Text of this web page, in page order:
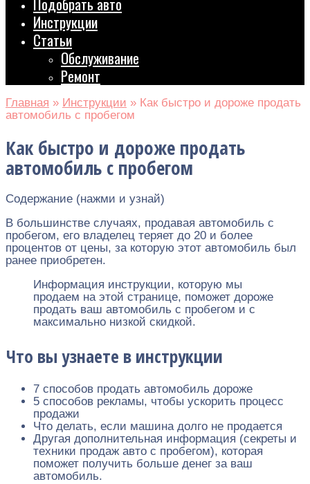
Инструкции
Статьи
Обслуживание
Ремонт
Главная » Инструкции » Как быстро и дороже продать
автомобиль с пробегом
Как быстро и дороже продать
автомобиль с пробегом
Содержание (нажми и узнай)
В большинстве случаях, продавая автомобиль с
пробегом, его владелец теряет до 20 и более
процентов от цены, за которую этот автомобиль был
ранее приобретен.
Информация инструкции, которую мы
продаем на этой странице, поможет дороже
продать ваш автомобиль с пробегом и с
максимально низкой скидкой.
Что вы узнаете в инструкции
7 способов продать автомобиль дороже
5 способов рекламы, чтобы ускорить процесс
продажи
Что делать, если машина долго не продается
Другая дополнительная информация (секреты и
техники продаж авто с пробегом), которая
поможет получить больше денег за ваш
автомобиль.